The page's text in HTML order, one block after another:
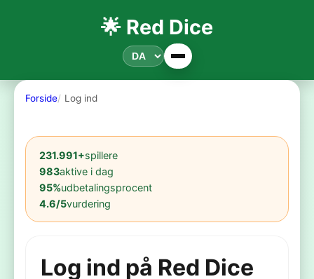
🌟 Red Dice
Forside Log ind
231.991+spillere
983aktive i dag
95%udbetalingsprocent
4.6/5vurdering
Log ind på Red Dice